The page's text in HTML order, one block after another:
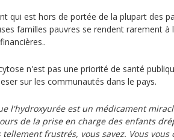
qui est hors de portée de la plupart des
familles pauvres se rendent rarement à
n'est pas une priorité de santé
sur les communautés dans le pays.
l'hydroxyurée est un médicament
de la prise en charge des enfants
tellement frustrés, vous savez. Vous vous